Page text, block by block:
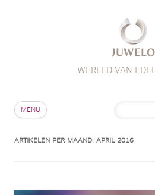
WERELD VAN
MENU
ARTIKELEN PER MAAND: APRIL 2016